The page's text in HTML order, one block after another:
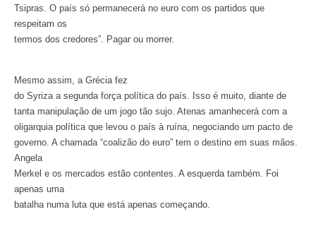
Tsipras. O país só permanecerá no euro com os partidos que
respeitam os
termos dos credores”. Pagar ou morrer.
Mesmo assim, a Grécia fez
do Syriza a segunda força política do país. Isso é muito, diante de
tanta manipulação de um jogo tão sujo. Atenas amanhecerá com a
oligarquia política que levou o país à ruína, negociando um pacto de
governo. A chamada “coalizão do euro” tem o destino em suas mãos.
Angela
Merkel e os mercados estão contentes. A esquerda também. Foi
apenas uma
batalha numa luta que está apenas começando.